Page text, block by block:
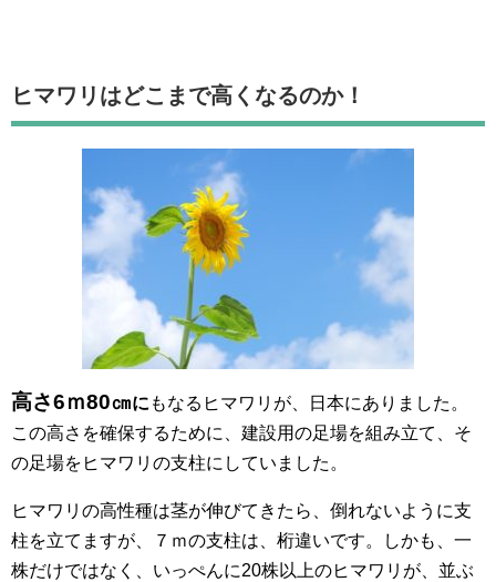
ヒマワリはどこまで高くなるのか！
高さ6ｍ80㎝に もなるヒマワリが、日本にありました。
この高さを確保するために、建設用の足場を組み立て、そ
の足場をヒマワリの支柱にしていました。
ヒマワリの高性種は茎が伸びてきたら、倒れないように支
柱を立てますが、７ｍの支柱は、桁違いです。しかも、一
株だけではなく、いっぺんに20株以上のヒマワリが、並ぶ